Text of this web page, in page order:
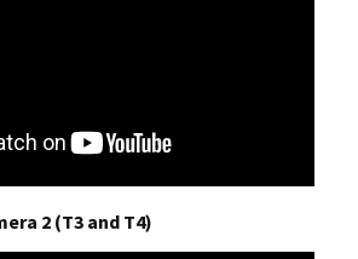
2 (T3 and T4)